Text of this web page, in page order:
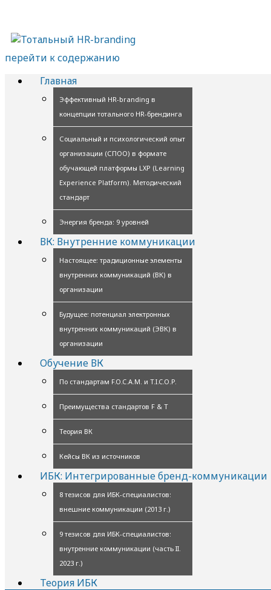
перейти к содержанию
Главная
Эффективный HR-branding в
концепции тотального HR-брендинга
Социальный и психологический опыт
организации (СПОО) в формате
обучающей платформы LXP (Learning
Experience Platform). Методический
стандарт
Энергия бренда: 9 уровней
ВК: Внутренние коммуникации
Настоящее: традиционные элементы
внутренних коммуникаций (ВК) в
организации
Будущее: потенциал электронных
внутренних коммуникаций (ЭВК) в
организации
Обучение ВК
По стандартам F.O.C.A.M. и T.I.C.O.P.
Преимущества стандартов F & T
Теория ВК
Кейсы ВК из источников
ИБК: Интегрированные бренд-коммуникации
8 тезисов для ИБК-специалистов:
внешние коммуникации (2013 г.)
9 тезисов для ИБК-специалистов:
внутренние коммуникации (часть II.
2023 г.)
Теория ИБК